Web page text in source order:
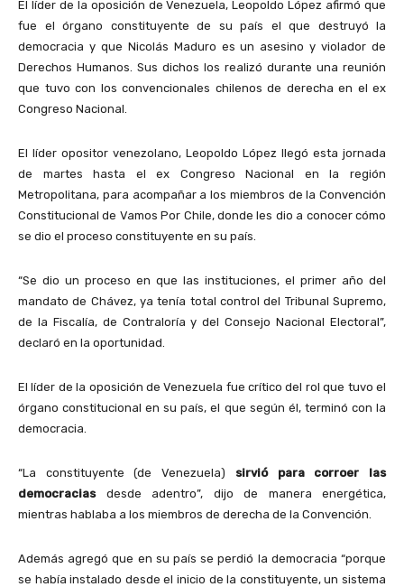
El líder de la oposición de Venezuela, Leopoldo López afirmó que
fue el órgano constituyente de su país el que destruyó la
democracia y que Nicolás Maduro es un asesino y violador de
Derechos Humanos. Sus dichos los realizó durante una reunión
que tuvo con los convencionales chilenos de derecha en el ex
Congreso Nacional.
El líder opositor venezolano, Leopoldo López llegó esta jornada
de martes hasta el ex Congreso Nacional en la región
Metropolitana, para acompañar a los miembros de la Convención
Constitucional de Vamos Por Chile, donde les dio a conocer cómo
se dio el proceso constituyente en su país.
“Se dio un proceso en que las instituciones, el primer año del
mandato de Chávez, ya tenía total control del Tribunal Supremo,
de la Fiscalía, de Contraloría y del Consejo Nacional Electoral”,
declaró en la oportunidad.
El líder de la oposición de Venezuela fue crítico del rol que tuvo el
órgano constitucional en su país, el que según él, terminó con la
democracia.
“La constituyente (de Venezuela) sirvió para corroer las
democraciasdesde adentro”, dijo de manera energética,
mientras hablaba a los miembros de derecha de la Convención.
Además agregó que en su país se perdió la democracia “porque
se había instalado desde el inicio de la constituyente, un sistema